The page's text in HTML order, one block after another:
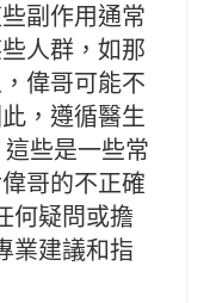
副作用通常
人群，如那
偉哥可能不
，遵循醫生
些是一些常
哥的不正確
何疑問或擔
業建議和指